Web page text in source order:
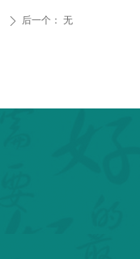
ꄲ 后一个： 无